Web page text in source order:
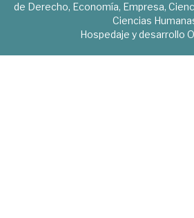
de Derecho, Economía, Empresa,
Ciencias
Hospedaje y desarrollo